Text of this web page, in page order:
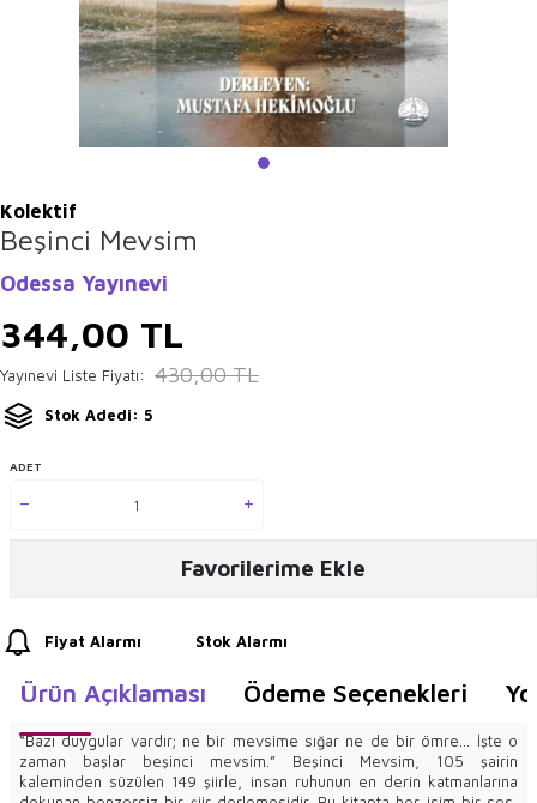
Kolektif
Beşinci Mevsim
Odessa Yayınevi
344,00 TL
Yayınevi Liste Fiyatı: 430,00TL
Stok Adedi: 5
ADET
Favorilerime Ekle
Fiyat Alarmı Stok Alarmı
Ürün Açıklaması Ödeme Seçenekleri
“Bazı duygular vardır; ne bir mevsime sığar ne de bir ömre… İşte o
zaman başlar beşinci mevsim.” Beşinci Mevsim, 105 şairin
kaleminden süzülen 149 şiirle, insan ruhunun en derin katmanlarına